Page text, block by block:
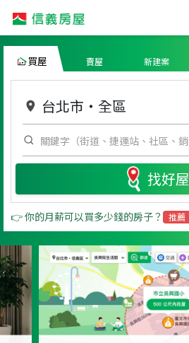
買屋 賣屋 新建案
台北市 ・ 全區
找好屋
👉 你的月薪可以買多少錢的房子？ 推薦